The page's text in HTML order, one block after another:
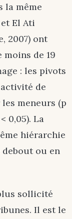
la même
El Ati
2007) ont
de 19
: les pivots
activité de
meneurs (p
0,05). La
hiérarchie
ou en
sollicité
Il est le